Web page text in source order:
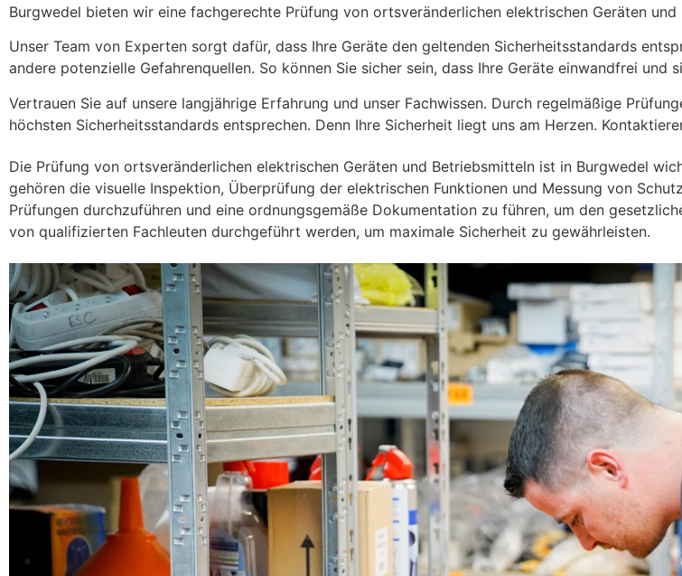
Burgwedel bieten wir eine fachgerechte Prüfung von ortsveränderlichen elektrischen Geräten und
Unser Team von Experten sorgt dafür, dass Ihre Geräte den geltenden Sicherheitsstandards
andere potenzielle Gefahrenquellen. So können Sie sicher sein, dass Ihre Geräte einwandfrei und
Vertrauen Sie auf unsere langjährige Erfahrung und unser Fachwissen. Durch regelmäßige
höchsten Sicherheitsstandards entsprechen. Denn Ihre Sicherheit liegt uns am Herzen.
Die Prüfung von ortsveränderlichen elektrischen Geräten und Betriebsmitteln ist in Burgwedel⁠
gehören die visuelle Inspektion, Überprüfung der elektrischen Funktionen und Messung von
Prüfungen durchzuführen und eine ordnungsgemäße Dokumentation zu führen, um den
von qualifizierten Fachleuten durchgeführt werden, um maximale Sicherheit zu gewährleisten.